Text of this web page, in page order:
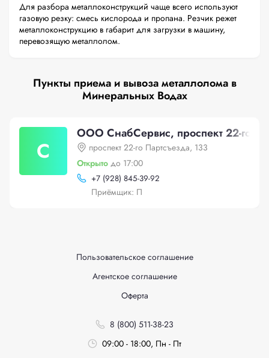
Для разбора металлоконструкций чаще всего используют
газовую резку: смесь кислорода и пропана. Резчик режет
металлоконструкцию в габарит для загрузки в машину,
перевозящую металлолом.
Пункты приема и вывоза металлолома в
Минеральных Водах
С
ООО СнабСервис, проспект 22-го
проспект 22-го Партсъезда, 133
Открыто до 17:00
+7 (928) 845-39-92
Приёмщик: П
Пользовательское соглашение
Агентское соглашение
Оферта
8 (800) 511-38-23
09:00 - 18:00, Пн - Пт